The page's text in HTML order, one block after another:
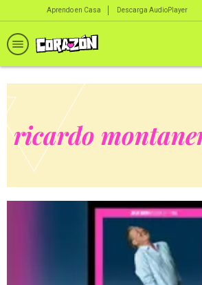
Aprendo en Casa Descarga AudioPlayer
ricardo